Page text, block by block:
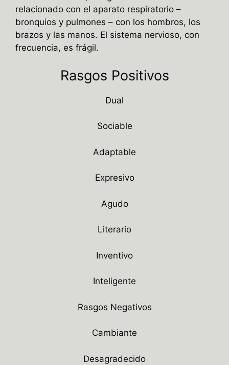
relacionado con el aparato respiratorio –
bronquios y pulmones – con los hombros, los
brazos y las manos. El sistema nervioso, con
frecuencia, es frágil.
Rasgos Positivos
Dual
Sociable
Adaptable
Expresivo
Agudo
Literario
Inventivo
Inteligente
Rasgos Negativos
Cambiante
Desagradecido